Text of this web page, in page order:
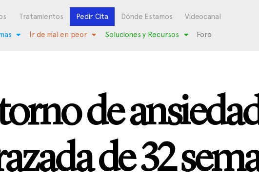
Tratamientos Pedir Cita Dónde Estamos Videocanal
Ir de mal en peor Soluciones y Recursos Foro
de
de 32